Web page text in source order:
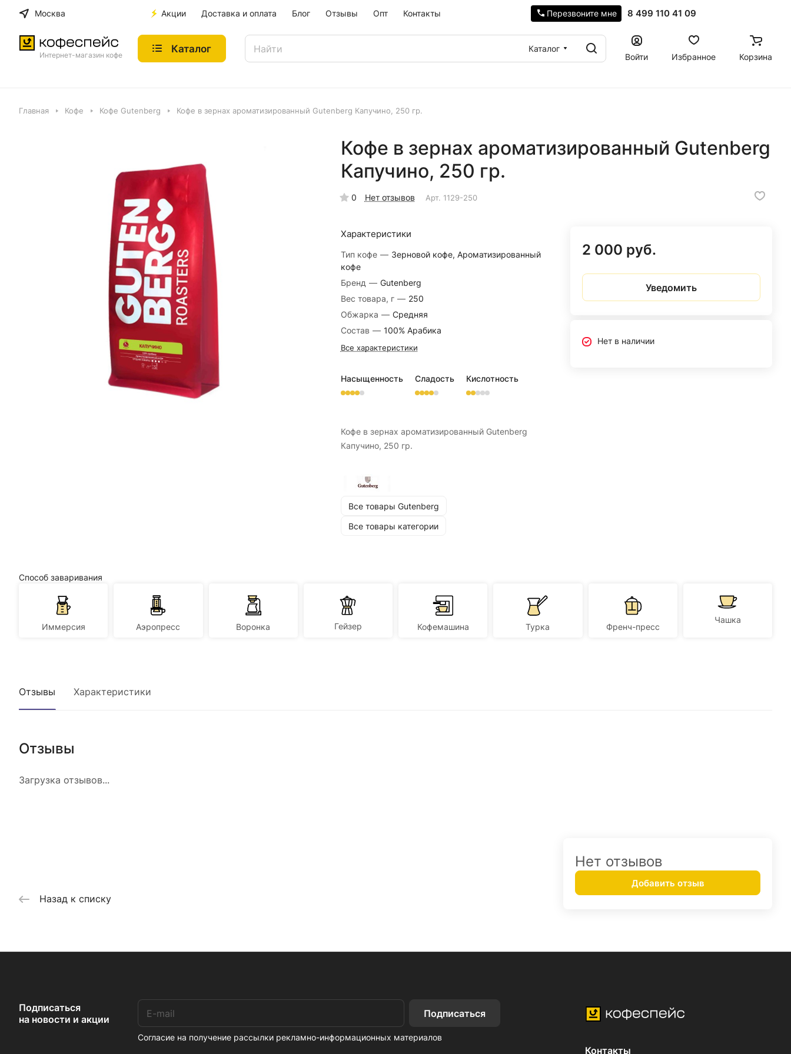
Москва Акции Доставка и оплата Блог Отзывы Опт Контакты 8 499 110 41 09
Перезвоните мне
Интернет-магазин кофе
Каталог
Каталог
Войти
Избранное Корзина
Главная Кофе Кофе Gutenberg Кофе в зернах ароматизированный Gutenberg Капучино, 250 гр.
Кофе в зернах ароматизированный Gutenberg
Капучино, 250 гр.
0 Нет отзывов Арт. 1129-250
Характеристики
Тип кофе — Зерновой кофе, Ароматизированный
кофе
Бренд — Gutenberg
Вес товара, г — 250
Обжарка — Средняя
Состав — 100% Арабика
Все характеристики
Насыщенность Сладость Кислотность
Кофе в зернах ароматизированный Gutenberg
Капучино, 250 гр.
Все товары Gutenberg
Все товары категории
2 000 руб.
Уведомить
Нет в наличии
Способ заваривания
Иммерсия Аэропресс Воронка Гейзер Кофемашина Турка Френч-пресс
Чашка
Отзывы Характеристики
Отзывы
Загрузка отзывов...
Нет отзывов
Добавить отзыв
Назад к списку
Подписаться
на новости и акции
Подписаться
Согласие на получение рассылки рекламно-информационных материалов
Контакты